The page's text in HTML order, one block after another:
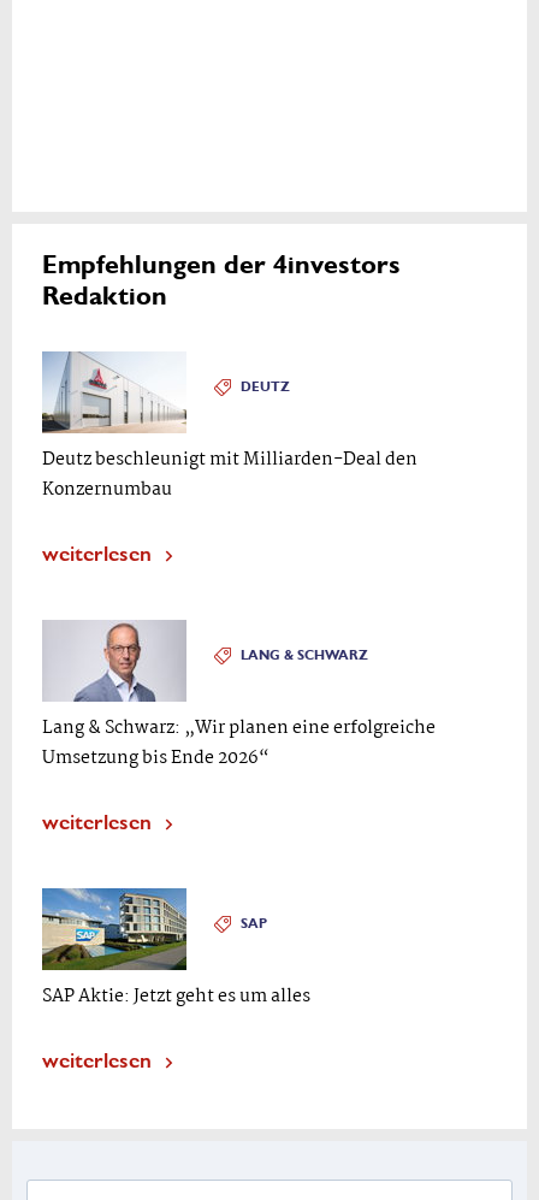
Empfehlungen der 4investors
Redaktion
DEUTZ
Deutz beschleunigt mit Milliarden-Deal den
Konzernumbau
weiterlesen
LANG & SCHWARZ
Lang & Schwarz: „Wir planen eine erfolgreiche
Umsetzung bis Ende 2026“
weiterlesen
SAP
SAP Aktie: Jetzt geht es um alles
weiterlesen